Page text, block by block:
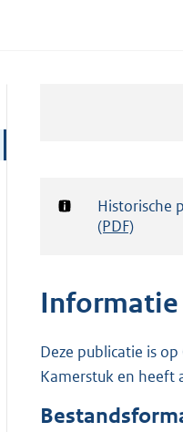
Notificatie:
Historische
(PDF)
Informatie
Deze publicatie is
Kamerstuk en